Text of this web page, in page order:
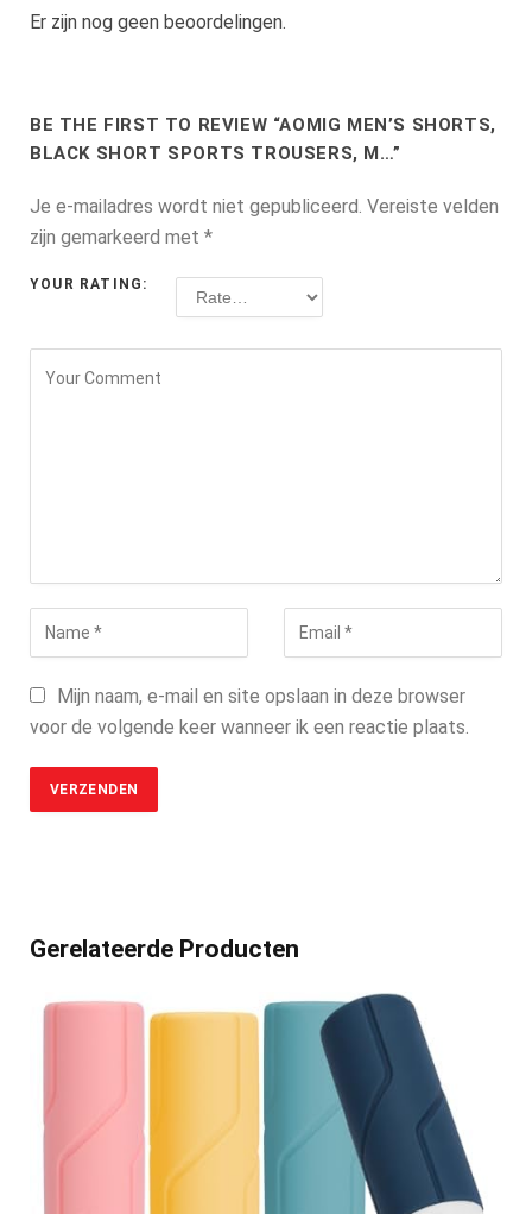
Er zijn nog geen beoordelingen.
BE THE FIRST TO REVIEW “AOMIG MEN’S SHORTS,
BLACK SHORT SPORTS TROUSERS, M…”
Je e-mailadres wordt niet gepubliceerd. Vereiste velden
zijn gemarkeerd met *
YOUR RATING:
Mijn naam, e-mail en site opslaan in deze browser
voor de volgende keer wanneer ik een reactie plaats.
Gerelateerde Producten